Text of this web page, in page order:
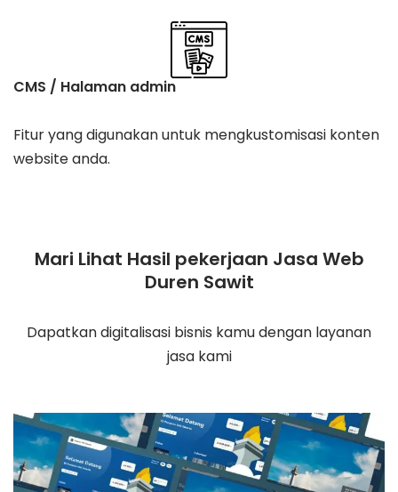
CMS / Halaman admin
Fitur yang digunakan untuk mengkustomisasi konten
website anda.
Mari Lihat Hasil pekerjaan Jasa Web
Duren Sawit
Dapatkan digitalisasi bisnis kamu dengan layanan
jasa kami